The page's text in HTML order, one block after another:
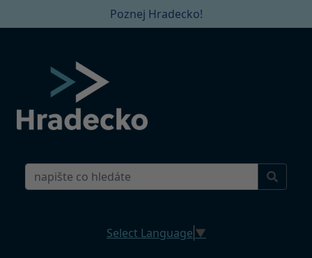
Poznej Hradecko!
Select Language ▼